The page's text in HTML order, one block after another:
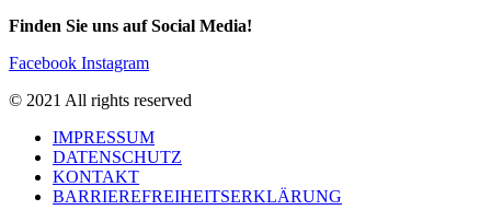
Finden Sie uns auf Social Media!
Facebook Instagram
© 2021 All rights reserved
IMPRESSUM
DATENSCHUTZ
KONTAKT
BARRIEREFREIHEITSERKLÄRUNG